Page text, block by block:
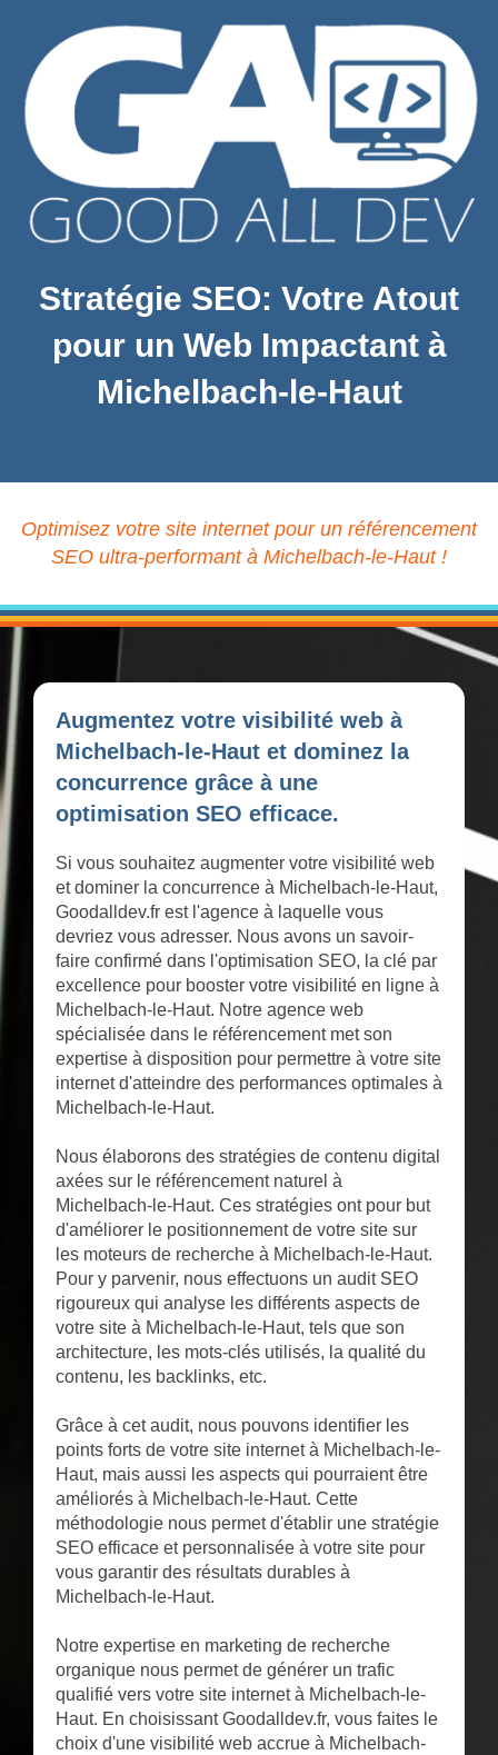
Stratégie SEO: Votre Atout
pour un Web Impactant à
Michelbach-le-Haut
Optimisez votre site internet pour un référencement
SEO ultra-performant à Michelbach-le-Haut !
Augmentez votre visibilité web à
Michelbach-le-Haut et dominez la
concurrence grâce à une
optimisation SEO efficace.
Si vous souhaitez augmenter votre visibilité web
et dominer la concurrence à Michelbach-le-Haut,
Goodalldev.fr est l'agence à laquelle vous
devriez vous adresser. Nous avons un savoir-
faire confirmé dans l'optimisation SEO, la clé par
excellence pour booster votre visibilité en ligne à
Michelbach-le-Haut. Notre agence web
spécialisée dans le référencement met son
expertise à disposition pour permettre à votre site
internet d'atteindre des performances optimales à
Michelbach-le-Haut.
Nous élaborons des stratégies de contenu digital
axées sur le référencement naturel à
Michelbach-le-Haut. Ces stratégies ont pour but
d'améliorer le positionnement de votre site sur
les moteurs de recherche à Michelbach-le-Haut.
Pour y parvenir, nous effectuons un audit SEO
rigoureux qui analyse les différents aspects de
votre site à Michelbach-le-Haut, tels que son
architecture, les mots-clés utilisés, la qualité du
contenu, les backlinks, etc.
Grâce à cet audit, nous pouvons identifier les
points forts de votre site internet à Michelbach-le-
Haut, mais aussi les aspects qui pourraient être
améliorés à Michelbach-le-Haut. Cette
méthodologie nous permet d'établir une stratégie
SEO efficace et personnalisée à votre site pour
vous garantir des résultats durables à
Michelbach-le-Haut.
Notre expertise en marketing de recherche
organique nous permet de générer un trafic
qualifié vers votre site internet à Michelbach-le-
Haut. En choisissant Goodalldev.fr, vous faites le
choix d'une visibilité web accrue à Michelbach-